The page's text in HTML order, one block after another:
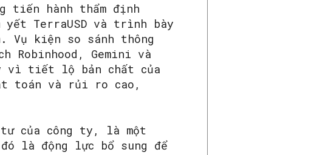
tiến hành thẩm định
TerraUSD và trình bày
Vụ kiện so sánh thông
Robinhood, Gemini và
vì tiết lộ bản chất của
toán và rủi ro cao,
tư của công ty, là một
là động lực bổ sung để